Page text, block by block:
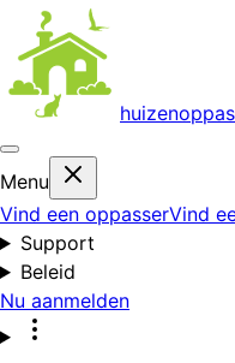
huizenoppas
Menu
Vind een oppasserVind
Support
Beleid
Nu aanmelden